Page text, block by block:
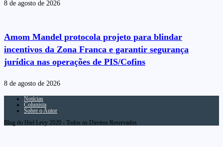
8 de agosto de 2026
Amom Mandel protocola projeto para blindar
incentivos da Zona Franca e garantir segurança
jurídica nas operações de PIS/Cofins
8 de agosto de 2026
Notícias
Colunista
Sobre o Autor
Blog do Hiel Levy 2020 - Todos os Direitos Reservados